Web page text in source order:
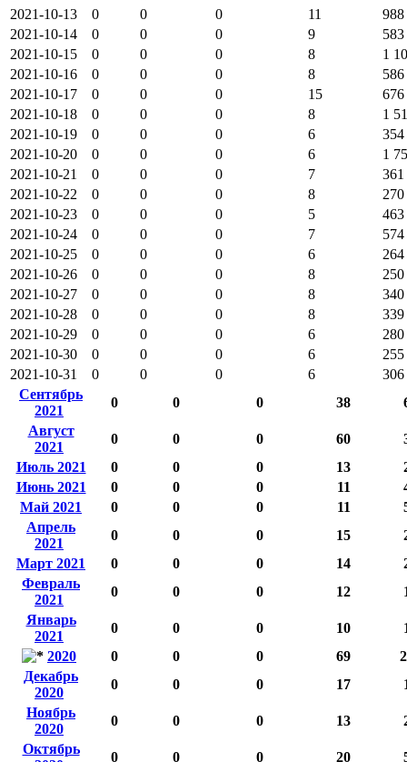
2021-10-13
0 0 0 11
988
2021-10-14
0 0 0 9
583
2021-10-15
0 0 0 8
1
2021-10-16
0 0 0 8
586
2021-10-17
0 0 0 15
676
2021-10-18
0 0 0 8
1
2021-10-19
0 0 0 6
354
2021-10-20
0 0 0 6
1
2021-10-21
0 0 0 7
361
2021-10-22
0 0 0 8
270
2021-10-23
0 0 0 5
463
2021-10-24
0 0 0 7
574
2021-10-25
0 0 0 6
264
2021-10-26
0 0 0 8
250
2021-10-27
0 0 0 8
340
2021-10-28
0 0 0 8
339
2021-10-29
0 0 0 6
280
2021-10-30
0 0 0 6
255
2021-10-31
0 0 0 6
306
Сентябрь
2021
0 0 0 38
Август
2021
0 0 0 60
Июль 2021
0 0 0 13
Июнь 2021
0 0 0 11
Май 2021
0 0 0 11
Апрель
2021
0 0 0 15
Март 2021
0 0 0 14
Февраль
2021
0 0 0 12
Январь
2021
0 0 0 10
2020
0 0 0 69
Декабрь
2020
0 0 0 17
Ноябрь
2020
0 0 0 13
Октябрь
0 0 0 20